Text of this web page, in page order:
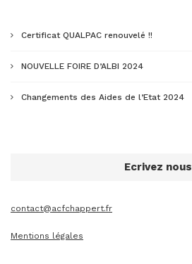
Certificat QUALPAC renouvelé !!
NOUVELLE FOIRE D’ALBI 2024
Changements des Aides de l’Etat 2024
Ecrivez nous
contact@acfchappert.fr
Mentions légales